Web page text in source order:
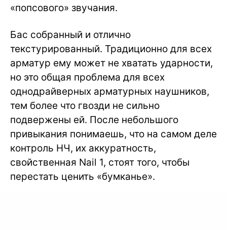
«попсового» звучания.
Бас собранный и отлично
текстурированный. Традиционно для всех
арматур ему может не хватать ударности,
но это общая проблема для всех
однодрайверных арматурных наушников,
тем более что гвозди не сильно
подвержены ей. После небольшого
привыкания понимаешь, что на самом деле
контроль НЧ, их аккуратность,
свойственная Nail 1, стоят того, чтобы
перестать ценить «бумканье».